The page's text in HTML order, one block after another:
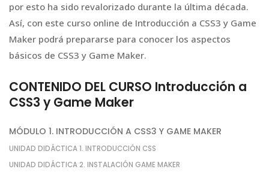
por esto ha sido revalorizado durante la última década.
Así, con este curso online de Introducción a CSS3 y Game
Maker podrá prepararse para conocer los aspectos
básicos de CSS3 y Game Maker.
CONTENIDO DEL CURSO Introducción a
CSS3 y Game Maker
MÓDULO 1. INTRODUCCIÓN A CSS3 Y GAME MAKER
UNIDAD DIDÁCTICA 1. INTRODUCCIÓN CSS
UNIDAD DIDÁCTICA 2. INSTALACIÓN GAME MAKER